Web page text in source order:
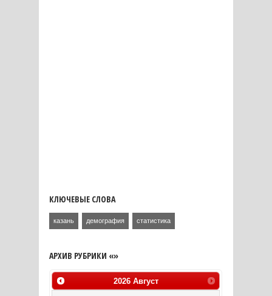
КЛЮЧЕВЫЕ СЛОВА
казань демография статистика
АРХИВ РУБРИКИ «»
2026 Август